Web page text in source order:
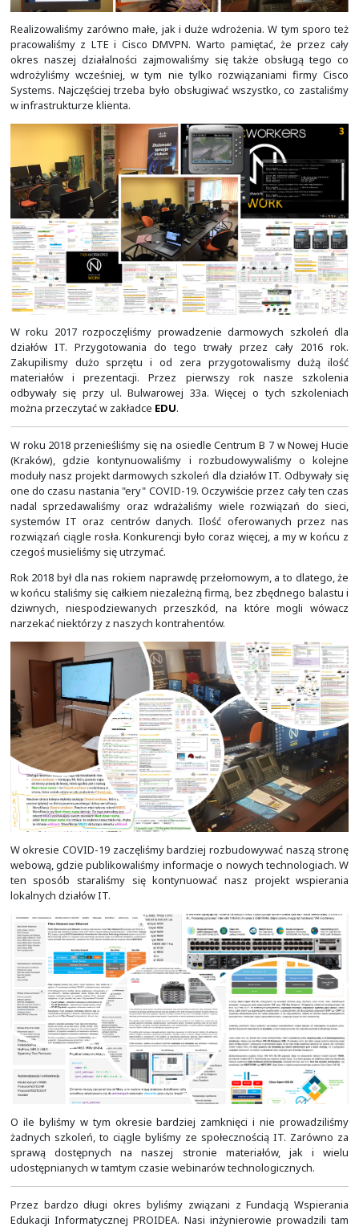
Jak widać na powyższych zdjęciach, nasze wdrożenia
większe. Oczywiście nie widać na nich wszystkiego,
telefonów i dziesiątków wideotelefonów,
dostępowych. Wiele rzeczy było wypakowywanych z
w siedzibie klienta, w trakcie instalacji. W tym okresie
wdrażać coraz więcej profesjonalnych rozwiązań do
oraz centrów danych. W większości wszystko
produktach firmy Cisco Systems, do których
Manager, Cisco Fabric Interconnect, serwery
Cisco UCS B, serwery rackowe (ang. rack) Cisco UCS C
Cisco Nexus. Wyjątkiem były macierze dyskowe,
wtedy rozwiązań firm EMC i Dell, wirtualizacja, gdzie
VMware vSphere oraz kopia zapasowa, do której
Veeam. W przypadku rozwiązań do głosu i wideo
wdrażać Cisco Unified Communications Manager,
Connection, Cisco Unified IM & Presence, Cisco
Cisco TelePresence. Wcześniejsze wdrożenia telefonii
z użyciem Cisco Unified Communications Manager
pomagając sobie czasem skryptami do
rozmów w języku TCL.
Realizowaliśmy zarówno małe, jak i duże wdrożenia. W
pracowaliśmy z LTE i Cisco DMVPN. Warto pamiętać,
okres naszej działalności zajmowaliśmy się także
wdrożyliśmy wcześniej, w tym nie tylko
Systems. Najczęściej trzeba było obsługiwać wszystko,
w infrastrukturze klienta.